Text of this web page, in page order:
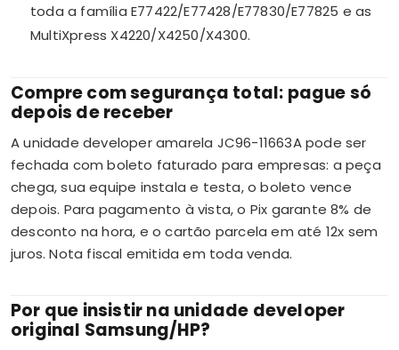
toda a família E77422/E77428/E77830/E77825 e as
MultiXpress X4220/X4250/X4300.
Compre com segurança total: pague só
depois de receber
A unidade developer amarela JC96-11663A pode ser
fechada com boleto faturado para empresas: a peça
chega, sua equipe instala e testa, o boleto vence
depois. Para pagamento à vista, o Pix garante 8% de
desconto na hora, e o cartão parcela em até 12x sem
juros. Nota fiscal emitida em toda venda.
Por que insistir na unidade developer
original Samsung/HP?